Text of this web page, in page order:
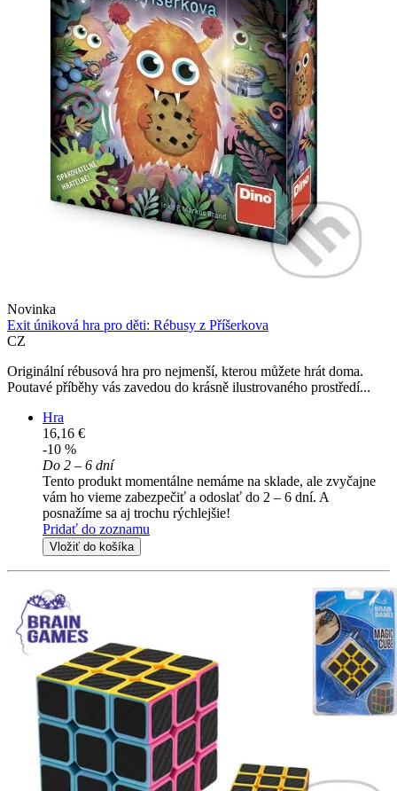
Novinka
Exit úniková hra pro děti: Rébusy z Příšerkova
CZ
Originální rébusová hra pro nejmenší, kterou můžete hrát doma.
Poutavé příběhy vás zavedou do krásně ilustrovaného prostředí...
Hra
16,16 €
-10 %
Do 2 – 6 dní
Tento produkt momentálne nemáme na sklade, ale zvyčajne
vám ho vieme zabezpečiť a odoslať do 2 – 6 dní. A
posnažíme sa aj trochu rýchlejšie!
Pridať do zoznamu
Vložiť do košíka